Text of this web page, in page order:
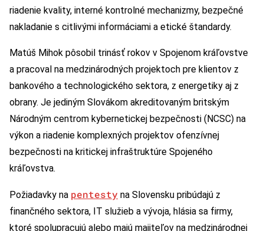
riadenie kvality, interné kontrolné mechanizmy, bezpečné
nakladanie s citlivými informáciami a etické štandardy.
Matúš Mihok pôsobil trinásť rokov v Spojenom kráľovstve
a pracoval na medzinárodných projektoch pre klientov z
bankového a technologického sektora, z energetiky aj z
obrany. Je jediným Slovákom akreditovaným britským
Národným centrom kybernetickej bezpečnosti (NCSC) na
výkon a riadenie komplexných projektov ofenzívnej
bezpečnosti na kritickej infraštruktúre Spojeného
kráľovstva.
Požiadavky na pentesty na Slovensku pribúdajú z
finančného sektora, IT služieb a vývoja, hlásia sa firmy,
ktoré spolupracujú alebo majú majiteľov na medzinárodnej